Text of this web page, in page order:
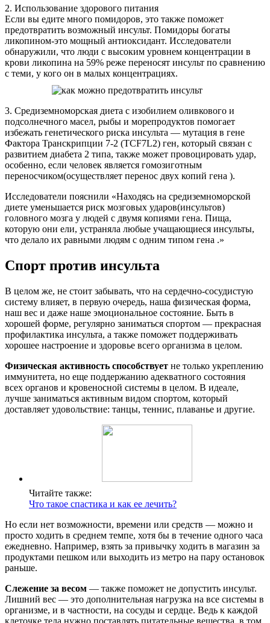
2. Использование здорового питания
Если вы едите много помидоров, это также поможет
предотвратить возможный инсульт. Помидоры богаты
ликопином-это мощный антиоксидант. Исследователи
обнаружили, что люди с высоким уровнем концентрации в
крови ликопина на 59% реже переносят инсульт по сравнению
с теми, у кого он в малых концентрациях.
3. Средиземноморская диета с изобилием оливкового и
подсолнечного масел, рыбы и морепродуктов помогает
избежать генетического риска инсульта — мутация в гене
Фактора Транскрипции 7-2 (TCF7L2) ген, который связан с
развитием диабета 2 типа, также может провоцировать удар,
особенно, если человек является гомозиготным
переносчиком(осуществляет перенос двух копий гена ).
Исследователи пояснили «Находясь на средиземноморской
диете уменьшается риск мозговых ударов(инсультов)
головного мозга у людей с двумя копиями гена. Пища,
которую они ели, устраняла любые учащающиеся инсульты,
что делало их равными людям с одним типом гена .»
Спорт против инсульта
В целом же, не стоит забывать, что на сердечно-сосудистую
систему влияет, в первую очередь, наша физическая форма,
наш вес и даже наше эмоциональное состояние. Быть в
хорошей форме, регулярно заниматься спортом — прекрасная
профилактика инсульта, а также поможет поддерживать
хорошее настроение и здоровье всего организма в целом.
Физическая активность способствует не только укреплению
иммунитета, но еще поддержанию адекватного состояния
всех органов и кровеносной системы в целом. В идеале,
лучше заниматься активным видом спортом, который
доставляет удовольствие: танцы, теннис, плаванье и другие.
Читайте также:
Что такое спастика и как ее лечить?
Но если нет возможности, времени или средств — можно и
просто ходить в среднем темпе, хотя бы в течение одного часа
ежедневно. Например, взять за привычку ходить в магазин за
продуктами пешком или выходить из метро на пару остановок
раньше.
Слежение за весом — также поможет не допустить инсульт.
Лишний вес — это дополнительная нагрузка на все системы в
организме, и в частности, на сосуды и сердце. Ведь к каждой
клеточке тела нужно поставлять питательные вещества, в том